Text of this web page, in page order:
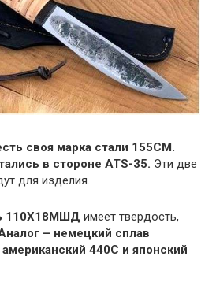
своя марка стали 155СМ.
в стороне ATS-35. Эти две
для изделия.
110Х18МШД имеет твердость,
– немецкий сплав
440C и японский